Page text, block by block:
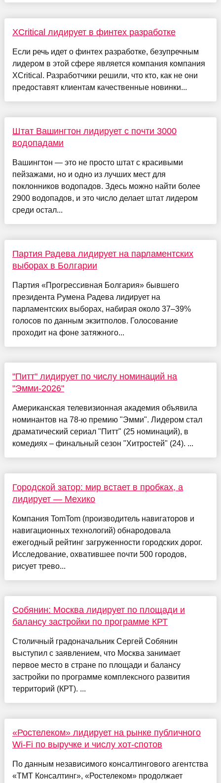
XCritical лидирует в финтех разработке
Если речь идет о финтех разработке, безупречным
лидером в этой сфере является компания компания
XCritical. Разработчики решили, что кто, как не они
предоставят клиентам качественные новинки...
Штат Вашингтон лидирует с почти 3000
водопадами
Вашингтон — это не просто штат с красивыми
пейзажами, но и одно из лучших мест для
поклонников водопадов. Здесь можно найти более
2900 водопадов, и это число делает штат лидером
среди остал...
Партия Радева лидирует на парламентских
выборах в Болгарии
Партия «Прогрессивная Болгария» бывшего
президента Румена Радева лидирует на
парламентских выборах, набирая около 37–39%
голосов по данным экзитполов. Голосование
проходит на фоне затяжного...
"Питт" лидирует по числу номинаций на
"Эмми-2026"
Американская телевизионная академия объявила
номинантов на 78-ю премию "Эмми". Лидером стал
драматический сериал "Питт" (25 номинаций), в
комедиях – финальный сезон "Хитростей" (24). ...
Городской затор: мир встает в пробках, а
лидирует — Мехико
Компания TomTom (производитель навигаторов и
навигационных технологий) обнародовала
ежегодный рейтинг загруженности городских дорог.
Исследование, охватившее почти 500 городов,
рисует трево...
Собянин: Москва лидирует по площади и
балансу застройки по программе КРТ
Столичный градоначальник Сергей Собянин
выступил с заявлением, что Москва занимает
первое место в стране по площади и балансу
застройки по программе комплексного развития
территорий (КРТ). ...
«Ростелеком» лидирует на рынке публичного
Wi-Fi по выручке и числу хот-спотов
По данным независимого консалтингового агентства
«ТМТ Консалтинг», «Ростелеком» продолжает